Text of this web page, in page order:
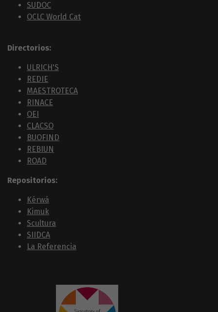
SUDOC
OCLC World Cat
Directorios:
ULRICH'S
REDIE
MAESTROTECA
RINACE
OEI
CLACSO
BUOFIND
REBIUN
ROAD
Repositorios:
Kérwá
Kimuk
Scultura
SIIDCA
La Referencia